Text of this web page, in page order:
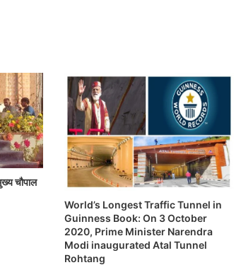
चौपाल
World’s Longest Traffic Tunnel in
Guinness Book: On 3 October
2020, Prime Minister Narendra
Modi inaugurated Atal Tunnel
Rohtang